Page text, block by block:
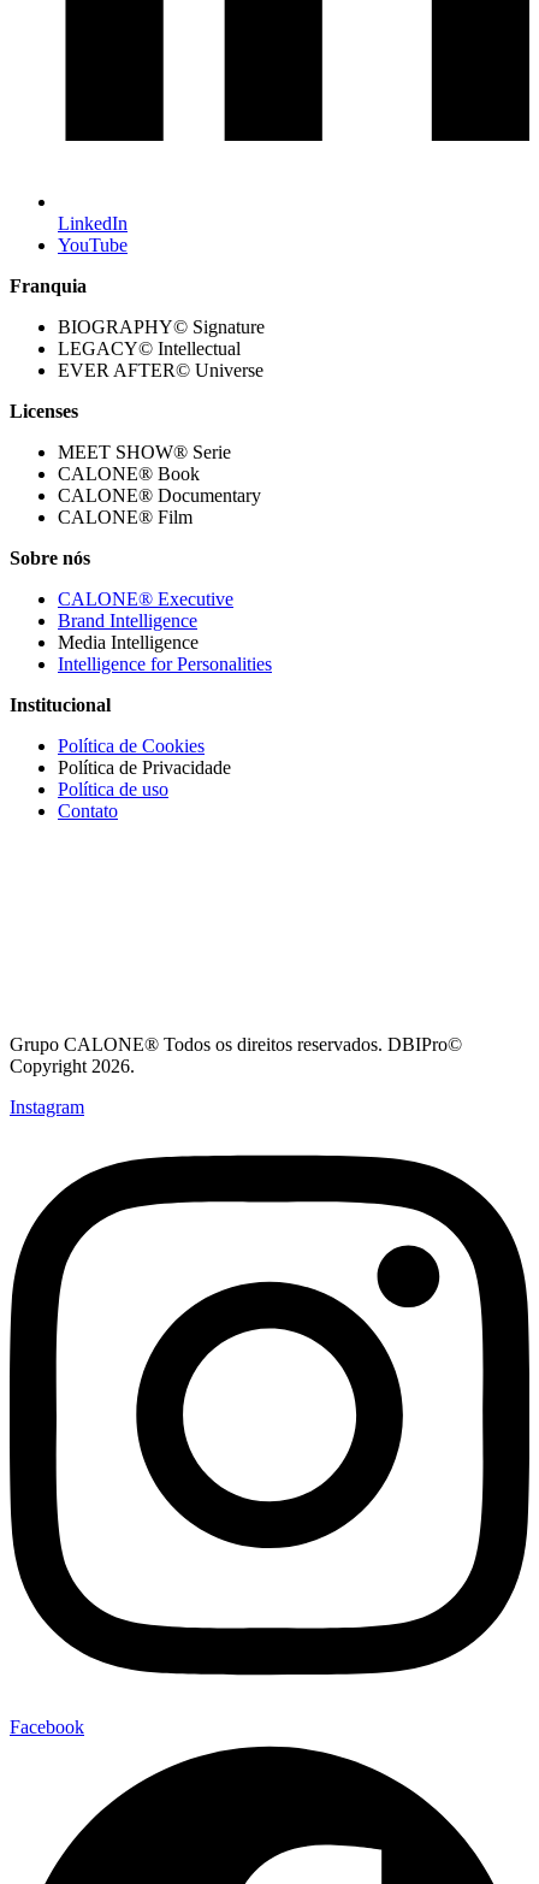
LinkedIn
YouTube
Franquia
BIOGRAPHY© Signature
LEGACY© Intellectual
EVER AFTER© Universe
Licenses
MEET SHOW® Serie
CALONE® Book
CALONE® Documentary
CALONE® Film
Sobre nós
CALONE® Executive
Brand Intelligence
Media Intelligence
Intelligence for Personalities
Institucional
Política de Cookies
Política de Privacidade
Política de uso
Contato
Grupo CALONE® Todos os direitos reservados. DBIPro©
Copyright 2026.
Instagram
Facebook